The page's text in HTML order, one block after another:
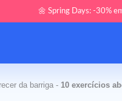
🌼 Spring Days: -30%
da barriga - 10 exercícios